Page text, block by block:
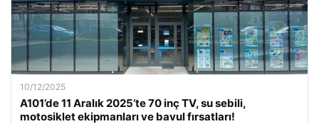
10/12/2025
A101’de 11 Aralık 2025’te 70 inç TV, su sebili,
motosiklet ekipmanları ve bavul fırsatları!